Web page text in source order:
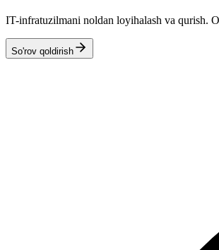
IT-infratuzilmani noldan loyihalash va qurish.
So'rov qoldirish